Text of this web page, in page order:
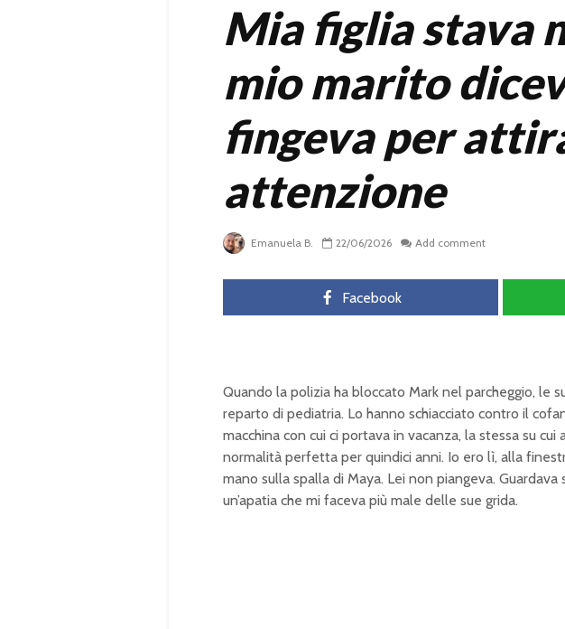
Mia figlia stava
mio marito
fingeva per
attenzione
Emanuela B. 22/06/2026 Add comment
Facebook
Quando la polizia ha bloccato Mark nel parcheggio, le
reparto di pediatria. Lo hanno schiacciato contro il
macchina con cui ci portava in vacanza, la stessa su
normalità perfetta per quindici anni. Io ero lì, alla
mano sulla spalla di Maya. Lei non piangeva.
un’apatia che mi faceva più male delle sue grida.